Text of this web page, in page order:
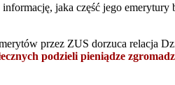
jaka część jego
przez ZUS dorzuca relacja
podzieli pieniądze